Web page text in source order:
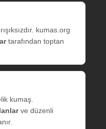
kumas.org
tarafından toptan
kumaş.
ve düzenli